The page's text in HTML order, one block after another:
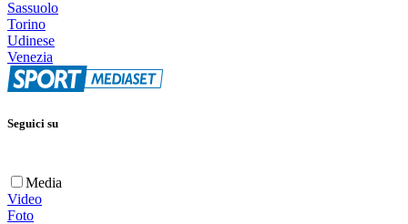
Sassuolo
Torino
Udinese
Venezia
Seguici su
Media
Video
Foto